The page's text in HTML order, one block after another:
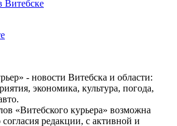
Витебске
- новости Витебска и области:
экономика, культура, погода,
«Витебского курьера» возможна
редакции, с активной и